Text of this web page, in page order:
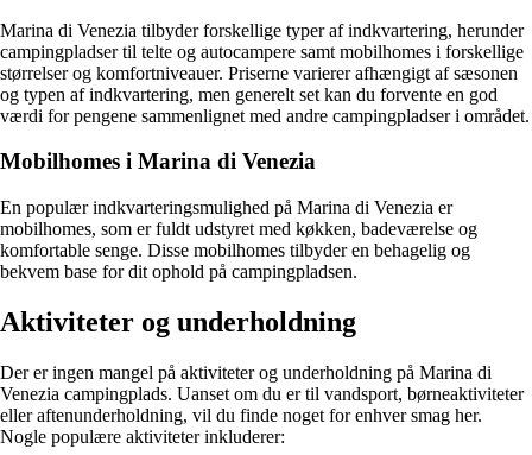
Marina di Venezia tilbyder forskellige typer af indkvartering, herunder
campingpladser til telte og autocampere samt mobilhomes i forskellige
størrelser og komfortniveauer. Priserne varierer afhængigt af sæsonen
og typen af indkvartering, men generelt set kan du forvente en god
værdi for pengene sammenlignet med andre campingpladser i området.
Mobilhomes i Marina di Venezia
En populær indkvarteringsmulighed på Marina di Venezia er
mobilhomes, som er fuldt udstyret med køkken, badeværelse og
komfortable senge. Disse mobilhomes tilbyder en behagelig og
bekvem base for dit ophold på campingpladsen.
Aktiviteter og underholdning
Der er ingen mangel på aktiviteter og underholdning på Marina di
Venezia campingplads. Uanset om du er til vandsport, børneaktiviteter
eller aftenunderholdning, vil du finde noget for enhver smag her.
Nogle populære aktiviteter inkluderer: